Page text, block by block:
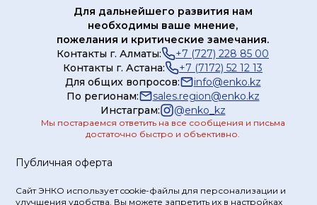
Предохранительные
устройства
Публичная оферта
Сайт ЭНКО использует cookie-файлы для персонализации и
улучшения удобства. Вы можете запретить их в настройках
Для дальнейшего развития нам
необходимы ваше мнение,
пожелания и критические замечания.
Контакты г. Алматы:
+7 (727) 228 85 00
Контакты г. Астана:
+7 (7172) 52 12 13
Для общих вопросов:
info@enko.kz
По регионам:
sales.region@enko.kz
Инстаграм:
@enko_kz
Мы постараемся ответить на все сообщения и письма
достаточно быстро и объективно.